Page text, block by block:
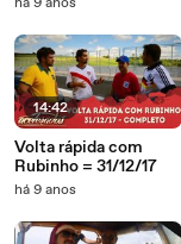
14:42
Volta rápida com
Rubinho = 31/12/17
há 9 anos